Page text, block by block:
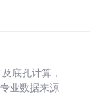
底孔计算，
业数据来源